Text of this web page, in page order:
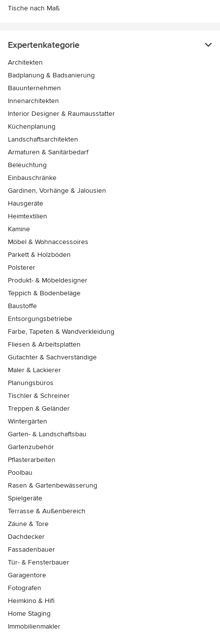
Tische nach Maß
Expertenkategorie
Architekten
Badplanung & Badsanierung
Bauunternehmen
Innenarchitekten
Interior Designer & Raumausstatter
Küchenplanung
Landschaftsarchitekten
Armaturen & Sanitärbedarf
Beleuchtung
Einbauschränke
Gardinen, Vorhänge & Jalousien
Hausgeräte
Heimtextilien
Kamine
Möbel & Wohnaccessoires
Parkett & Holzböden
Polsterer
Produkt- & Möbeldesigner
Teppich & Bodenbeläge
Baustoffe
Entsorgungsbetriebe
Farbe, Tapeten & Wandverkleidung
Fliesen & Arbeitsplatten
Gutachter & Sachverständige
Maler & Lackierer
Planungsbüros
Tischler & Schreiner
Treppen & Geländer
Wintergärten
Garten- & Landschaftsbau
Gartenzubehör
Pflasterarbeiten
Poolbau
Rasen & Gartenbewässerung
Spielgeräte
Terrasse & Außenbereich
Zäune & Tore
Dachdecker
Fassadenbauer
Tür- & Fensterbauer
Garagentore
Fotografen
Heimkino & Hifi
Home Staging
Immobilienmakler